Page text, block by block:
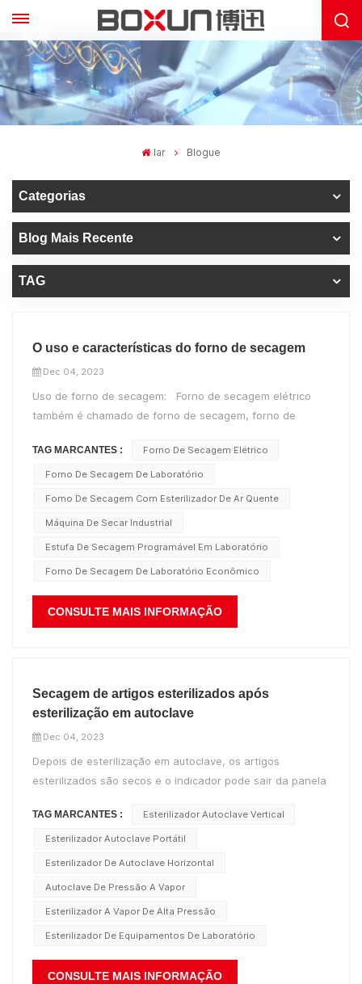
lar Blogue
Categorias
Blog Mais Recente
TAG
O uso e características do forno de secagem
Dec 04, 2023
Uso de forno de secagem: Forno de secagem elétrico
também é chamado de forno de secagem, forno de
rápida e outros nomes. É usado principalmente em
laboratórios, empresas industriais e de mineração,
máquinas, instituições de pesquisa...
TAG MARCANTES : Forno De Secagem Elétrico
Forno De Secagem De Laboratório
Forno De Secagem Com Esterilizador De Ar Quente
Máquina De Secar Industrial
Estufa De Secagem Programável Em Laboratório
Forno De Secagem De Laboratório Econômico
CONSULTE MAIS INFORMAÇÃO
Secagem de artigos esterilizados após
esterilização em autoclave
Dec 04, 2023
Depois de esterilização em autoclave, os artigos
esterilizados são secos e o indicador pode sair da panela
itens estéreis, é necessário realizar uma operação
estritamente asséptica, cobrir primeiro os itens e fechar o
orifício de ventilaç...
TAG MARCANTES : Esterilizador Autoclave Vertical
Esterilizador Autoclave Portátil
Esterilizador De Autoclave Horizontal
Autoclave De Pressão A Vapor
Esterilizador A Vapor De Alta Pressão
Esterilizador De Equipamentos De Laboratório
CONSULTE MAIS INFORMAÇÃO